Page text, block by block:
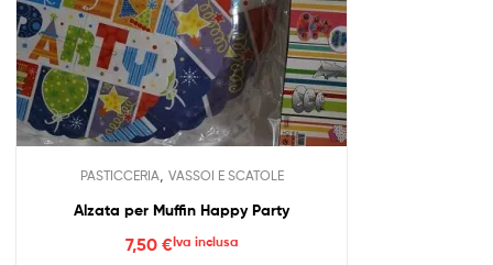
PASTICCERIA VASSOI E SCATOLE
Alzata per Muffin Happy Party
7,50 €Iva inclusa